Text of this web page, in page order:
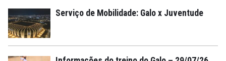
Serviço de Mobilidade: Galo x Juventude